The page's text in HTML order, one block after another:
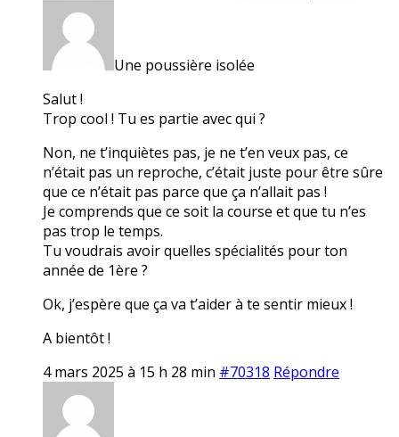
Une poussière isolée
Salut !
Trop cool ! Tu es partie avec qui ?
Non, ne t’inquiètes pas, je ne t’en veux pas, ce
n’était pas un reproche, c’était juste pour être sûre
que ce n’était pas parce que ça n’allait pas !
Je comprends que ce soit la course et que tu n’es
pas trop le temps.
Tu voudrais avoir quelles spécialités pour ton
année de 1ère ?
Ok, j’espère que ça va t’aider à te sentir mieux !
A bientôt !
4 mars 2025 à 15 h 28 min #70318 Répondre